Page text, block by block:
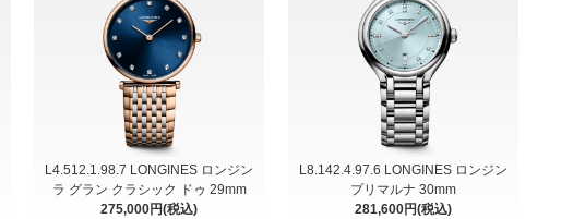
L4.512.1.98.7 LONGINES ロンジン
ラ グラン クラシック ドゥ 29mm
275,000円(税込)
L8.142.4.97.6 LONGINES ロンジン
プリマルナ 30mm
281,600円(税込)